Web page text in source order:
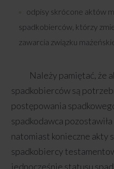
odpisy skrócone aktów
spadkobierców, którzy
zawarcia związku
Należy pamiętać, że
spadkobierców są
postępowania
spadkodawca
natomiast konieczne akty
spadkobiercy
jednocześnie statusu